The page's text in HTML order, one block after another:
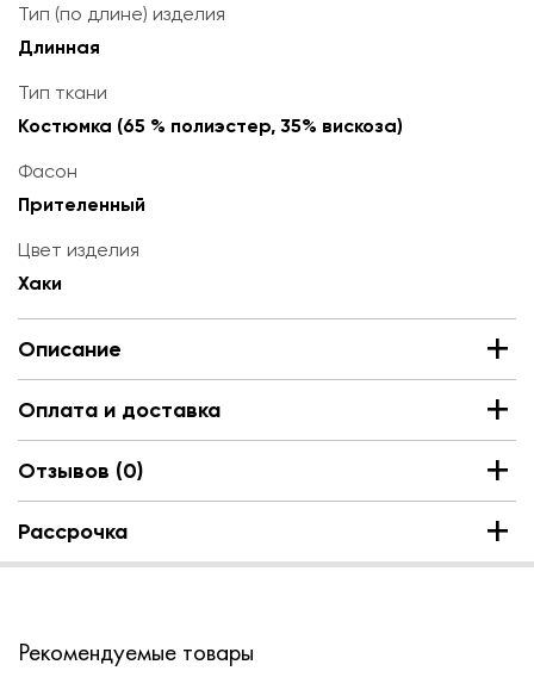
Тип (по длине) изделия
Длинная
Тип ткани
Костюмка (65 % полиэстер, 35% вискоза)
Фасон
Прителенный
Цвет изделия
Хаки
Описание
Оплата и доставка
Отзывов (0)
Рассрочка
Рекомендуемые товары